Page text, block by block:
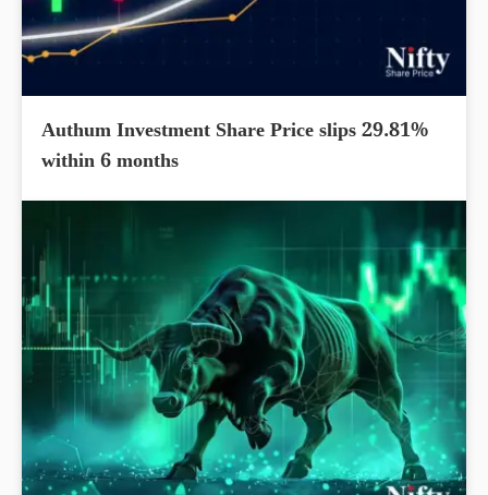
Authum Investment Share Price slips 29.81%
within 6 months